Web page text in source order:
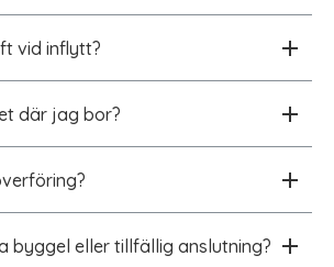
vid inflytt?
där jag bor?
byggel eller tillfällig anslutning?